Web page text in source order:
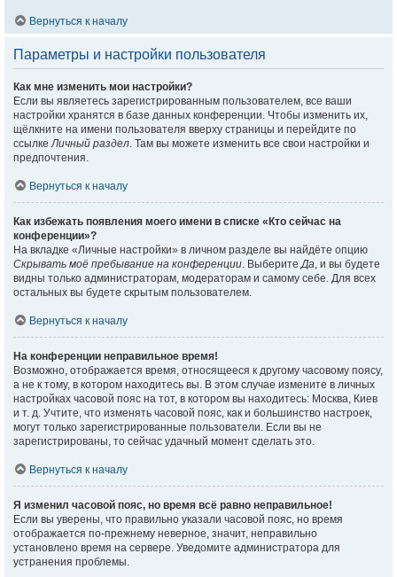
Вернуться к началу
Параметры и настройки пользователя
Как мне изменить мои настройки?
Если вы являетесь зарегистрированным пользователем, все ваши
настройки хранятся в базе данных конференции. Чтобы изменить их,
щёлкните на имени пользователя вверху страницы и перейдите по
ссылкеЛичный раздел. Там вы можете изменить все свои настройки и
предпочтения.
Вернуться к началу
Как избежать появления моего имени в списке «Кто сейчас на
конференции»?
На вкладке «Личные настройки» в личном разделе вы найдёте опцию
Скрывать моё пребывание на конференции. ВыберитеДа, и вы будете
видны только администраторам, модераторам и самому себе. Для всех
остальных вы будете скрытым пользователем.
Вернуться к началу
На конференции неправильное время!
Возможно, отображается время, относящееся к другому часовому поясу,
а не к тому, в котором находитесь вы. В этом случае измените в личных
настройках часовой пояс на тот, в котором вы находитесь: Москва, Киев
и т. д. Учтите, что изменять часовой пояс, как и большинство настроек,
могут только зарегистрированные пользователи. Если вы не
зарегистрированы, то сейчас удачный момент сделать это.
Вернуться к началу
Я изменил часовой пояс, но время всё равно неправильное!
Если вы уверены, что правильно указали часовой пояс, но время
отображается по-прежнему неверное, значит, неправильно
установлено время на сервере. Уведомите администратора для
устранения проблемы.